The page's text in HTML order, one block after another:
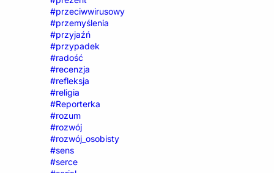
#przeciwwirusowy
#przemyślenia
#przyjaźń
#przypadek
#radość
#recenzja
#refleksja
#religia
#Reporterka
#rozum
#rozwój
#rozwój_osobisty
#sens
#serce